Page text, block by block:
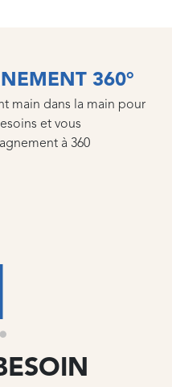
360°
main dans la main pour
et vous
à 360